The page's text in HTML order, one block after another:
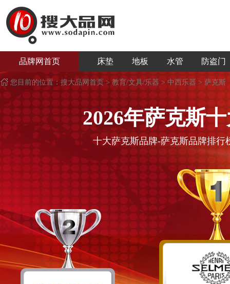
品牌网首页 床垫 地板 水管 防盗门
您目前的位置： 搜大品网首页>教育/文具/乐器> 中西乐器 > 萨克斯
2026年萨克斯
十大萨克斯品牌-萨克斯品牌排行